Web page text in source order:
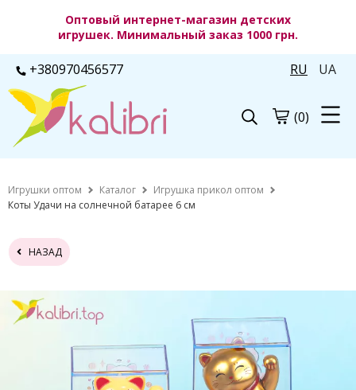
Оптовый интернет-магазин детских
игрушек. Минимальный заказ 1000 грн.
+380970456577 RU UA
(0)
Игрушки оптом Каталог
Игрушка прикол оптом
Коты Удачи на солнечной батарее 6 см
НАЗАД